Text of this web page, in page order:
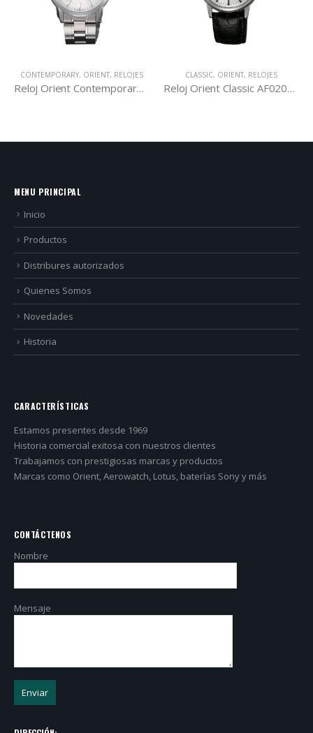
CONTEMPORARY, ORIENT, RELOJES
Reloj Orient Contemporary DA02002W
CLASSIC, ORIENT, RELOJES
Reloj Orient Classic AF02004W
MENU PRINCIPAL
Inicio
Productos
Distribures autorizados
Quienes Somos
Novedades
Historia
CARACTERÍSTICAS
Estamos presentes desde 1969
Historia comercial exitosa con nuestros clientes
Trabajamos con prestigiosas marcas y productos
Marcas como Orient, Aerowatch, Lotus, baterías Sony y más
CONTÁCTENOS
Nombre
Mensaje